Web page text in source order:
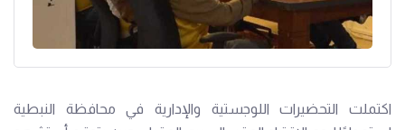
اكتملت التحضيرات اللوجستية والإدارية في محافظة النبطية